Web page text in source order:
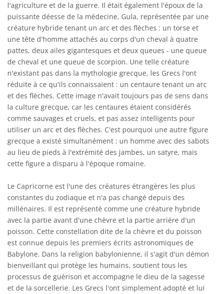
l'agriculture et de la guerre. Il était également l'époux de la
puissante déesse de la médecine, Gula, représentée par une
créature hybride tenant un arc et des flèches : un torse et
une tête d'homme attachés au corps d'un cheval à quatre
pattes, deux ailes gigantesques et deux queues - une queue
de cheval et une queue de scorpion. Une telle créature
n'existant pas dans la mythologie grecque, les Grecs l'ont
réduite à ce qu'ils connaissaient : un centaure tenant un arc
et des flèches. Cette image n'avait toujours pas de sens dans
la culture grecque, car les centaures étaient considérés
comme sauvages et cruels, et pas assez intelligents pour
utiliser un arc et des flèches. C'est pourquoi une autre figure
grecque a existé simultanément : un homme avec des sabots
au lieu de pieds à l'extrémité des jambes, un satyre, mais
cette figure a disparu à l'époque romaine.
Le Capricorne est l'une des créatures étrangères les plus
constantes du zodiaque et n'a pas changé depuis des
millénaires. Il est représenté comme une créature hybride
avec la partie avant d'une chèvre et la partie arrière d'un
poisson. Cette constellation dite de la chèvre et du poisson
est connue depuis les premiers écrits astronomiques de
Babylone. Dans la religion babylonienne, il s'agit d'un démon
bienveillant qui protège les humains, soutient tous les
processus de guérison et accompagne le dieu de la sagesse
et de la sorcellerie. Les Grecs l'ont simplement adopté et lui